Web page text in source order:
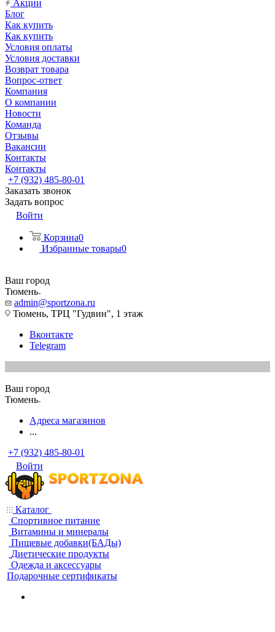
Акции
Блог
Как купить
Как купить
Условия оплаты
Условия доставки
Возврат товара
Вопрос-ответ
Компания
О компании
Новости
Команда
Отзывы
Вакансии
Контакты
Контакты
+7 (932) 485-80-01
Заказать звонок
Задать вопрос
Войти
Корзина0
Избранные товары0
Ваш город
Тюмень
admin@sportzona.ru
Тюмень, ТРЦ "Гудвин", 1 этаж
Вконтакте
Telegram
Ваш город
Тюмень
Адреса магазинов
...
+7 (932) 485-80-01
Войти
Каталог
Спортивное питание
Витамины и минералы
Пищевые добавки(БАДы)
Диетические продукты
Одежда и аксессуары
Подарочные сертификаты